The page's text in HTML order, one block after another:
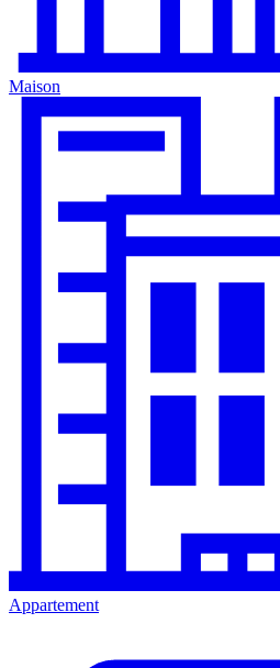
Maison
Appartement